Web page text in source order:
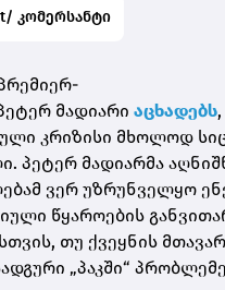
კომერსანტი
მადიარი აცხადებს
კრიზისი მხოლოდ
პეტერ მადიარმა
ვერ უზრუნველყო
წყაროების
თუ ქვეყნის
„პაკში“